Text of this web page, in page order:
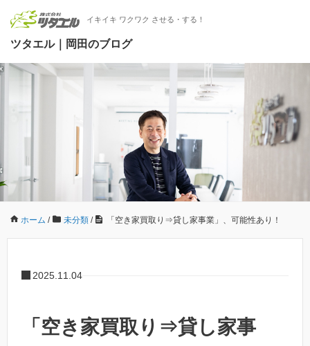
イキイキ ワクワク させる・する！
ツタエル｜岡田のブログ
ホーム / 未分類 / 「空き家買取り⇒貸し家事業」、可能性あり！
2025.11.04
「空き家買取り⇒貸し家事